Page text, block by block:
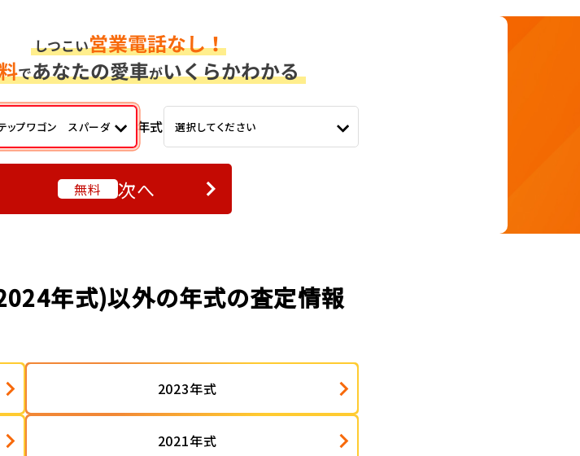
ップワゴン スパーダ 年式 選択してください
無料 次へ
年式)以外の年式の査定情報
2023年式
2021年式